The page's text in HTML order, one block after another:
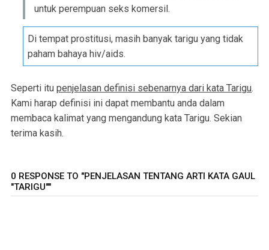
untuk perempuan seks komersil.
Di tempat prostitusi, masih banyak tarigu yang tidak
paham bahaya hiv/aids.
Seperti itu penjelasan definisi sebenarnya dari kata Tarigu.
Kami harap definisi ini dapat membantu anda dalam
membaca kalimat yang mengandung kata Tarigu. Sekian
terima kasih.
0 RESPONSE TO "PENJELASAN TENTANG ARTI KATA GAUL
"TARIGU""